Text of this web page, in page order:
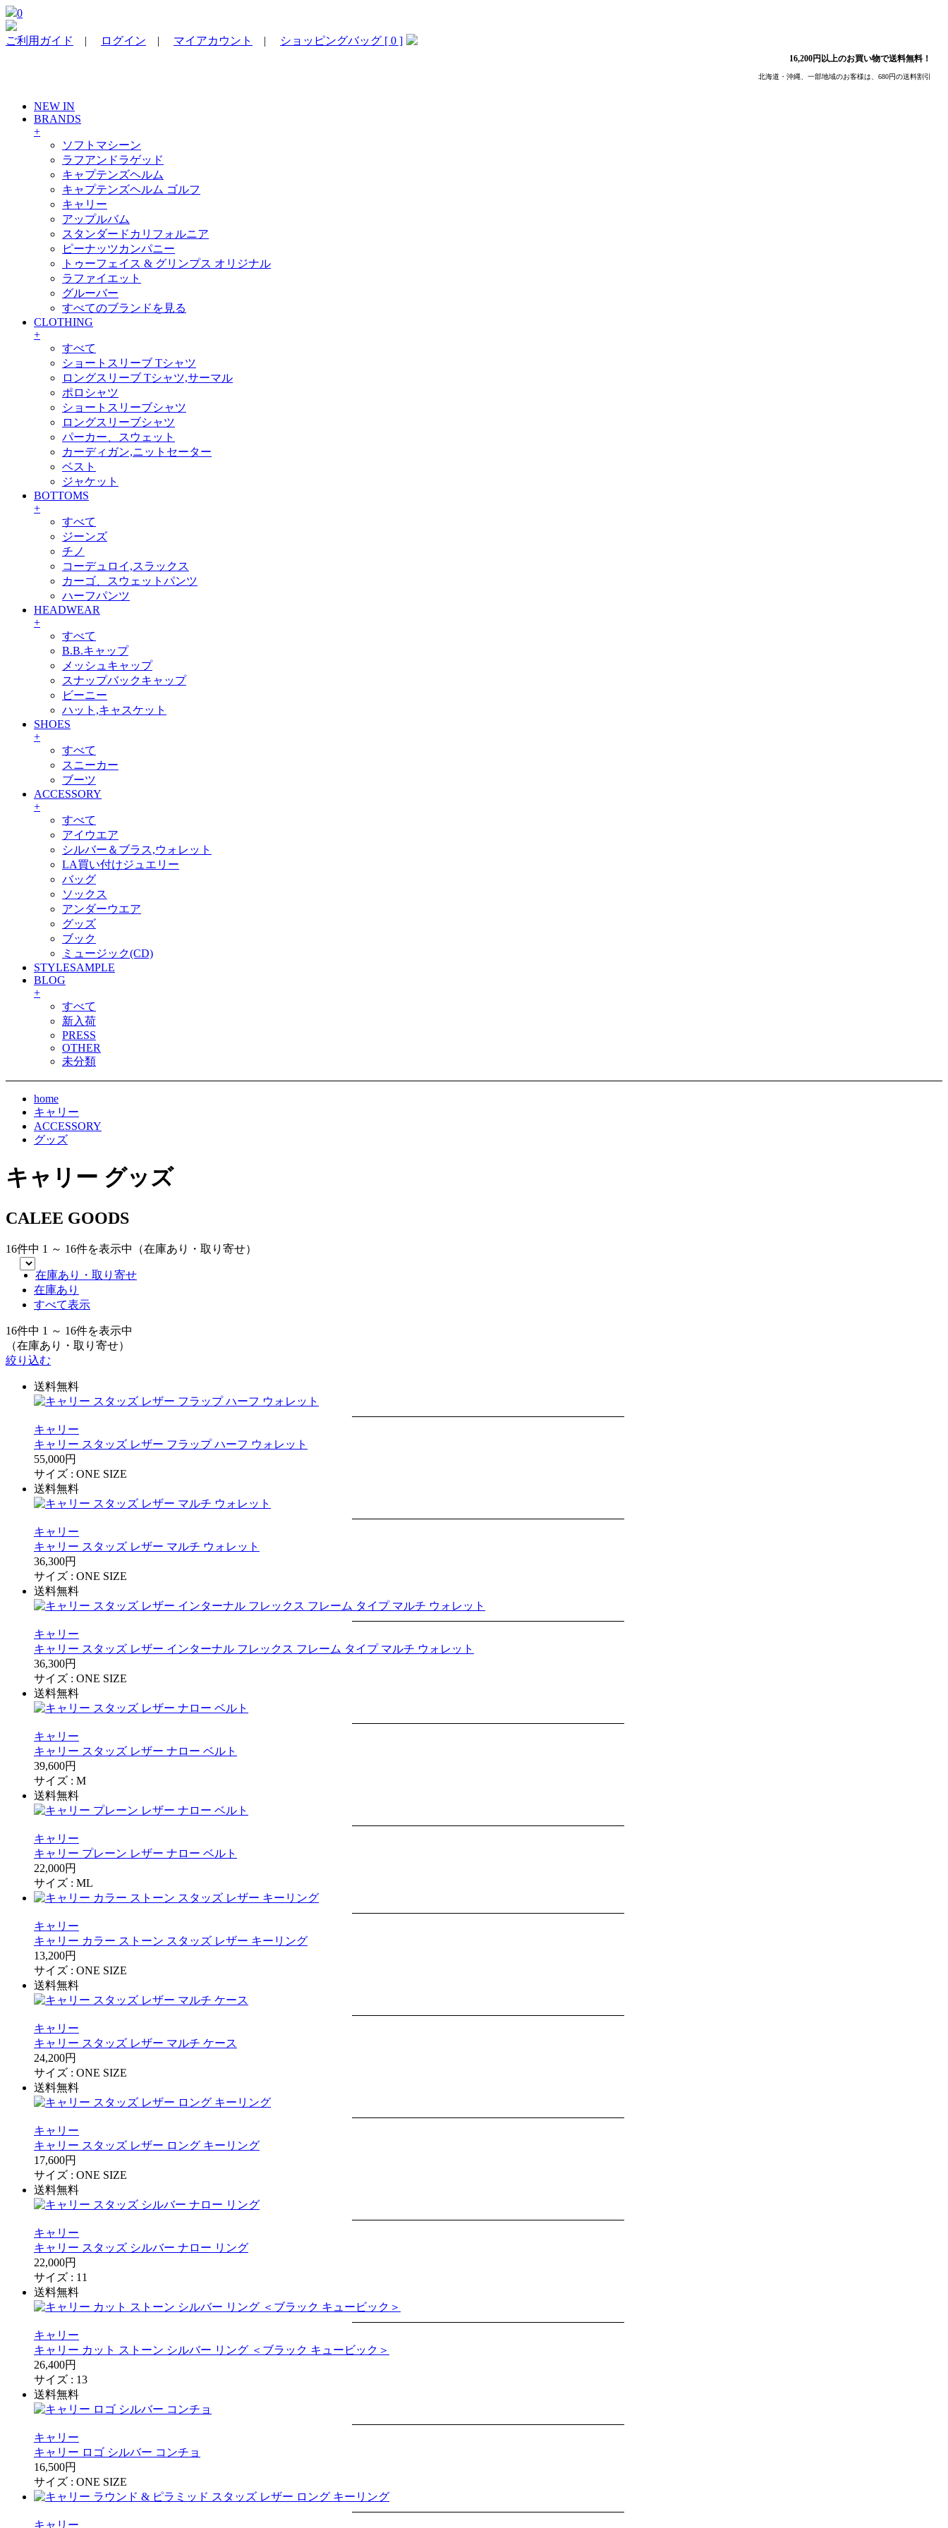
0
ご利用ガイド | ログイン | マイアカウント | ショッピングバッグ [ 0 ]
16,200円以上のお買い物で送料無料！
北海道・沖縄、一部地域のお客様は、680円の送料割引
NEW IN
BRANDS
+
ソフトマシーン
ラフアンドラゲッド
キャプテンズヘルム
キャプテンズヘルム ゴルフ
キャリー
アップルバム
スタンダードカリフォルニア
ピーナッツカンパニー
トゥーフェイス & グリンプス オリジナル
ラファイエット
グルーバー
すべてのブランドを見る
CLOTHING
+
すべて
ショートスリーブ Tシャツ
ロングスリーブ Tシャツ,サーマル
ポロシャツ
ショートスリーブシャツ
ロングスリーブシャツ
パーカー、スウェット
カーディガン,ニットセーター
ベスト
ジャケット
BOTTOMS
+
すべて
ジーンズ
チノ
コーデュロイ,スラックス
カーゴ、スウェットパンツ
ハーフパンツ
HEADWEAR
+
すべて
B.B.キャップ
メッシュキャップ
スナップバックキャップ
ビーニー
ハット,キャスケット
SHOES
+
すべて
スニーカー
ブーツ
ACCESSORY
+
すべて
アイウエア
シルバー＆ブラス,ウォレット
LA買い付けジュエリー
バッグ
ソックス
アンダーウエア
グッズ
ブック
ミュージック(CD)
STYLESAMPLE
BLOG
+
すべて
新入荷
PRESS
OTHER
未分類
home
キャリー
ACCESSORY
グッズ
キャリー グッズ
CALEE GOODS
16件中 1 ～ 16件を表示中（在庫あり・取り寄せ）
在庫あり・取り寄せ
在庫あり
すべて表示
16件中 1 ～ 16件を表示中
（在庫あり・取り寄せ）
絞り込む
送料無料
キャリー
キャリー スタッズ レザー フラップ ハーフ ウォレット
55,000円
サイズ : ONE SIZE
送料無料
キャリー
キャリー スタッズ レザー マルチ ウォレット
36,300円
サイズ : ONE SIZE
送料無料
キャリー
キャリー スタッズ レザー インターナル フレックス フレーム タイプ マルチ ウォレット
36,300円
サイズ : ONE SIZE
送料無料
キャリー
キャリー スタッズ レザー ナロー ベルト
39,600円
サイズ : M
送料無料
キャリー
キャリー プレーン レザー ナロー ベルト
22,000円
サイズ : ML
キャリー
キャリー カラー ストーン スタッズ レザー キーリング
13,200円
サイズ : ONE SIZE
送料無料
キャリー
キャリー スタッズ レザー マルチ ケース
24,200円
サイズ : ONE SIZE
送料無料
キャリー
キャリー スタッズ レザー ロング キーリング
17,600円
サイズ : ONE SIZE
送料無料
キャリー
キャリー スタッズ シルバー ナロー リング
22,000円
サイズ : 11
送料無料
キャリー
キャリー カット ストーン シルバー リング ＜ブラック キュービック＞
26,400円
サイズ : 13
送料無料
キャリー
キャリー ロゴ シルバー コンチョ
16,500円
サイズ : ONE SIZE
キャリー